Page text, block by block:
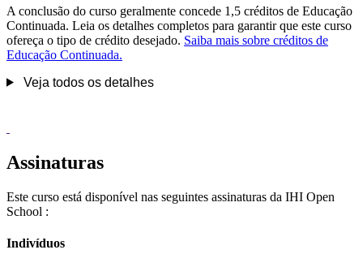
A conclusão do curso geralmente concede 1,5 créditos de Educação
Continuada. Leia os detalhes completos para garantir que este curso
ofereça o tipo de crédito desejado. Saiba mais sobre créditos de
Educação Continuada.
Veja todos os detalhes
Assinaturas
Este curso está disponível nas seguintes assinaturas da IHI Open
School :
Indivíduos